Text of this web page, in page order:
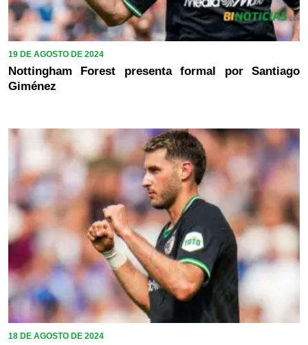
19 DE AGOSTO DE 2024
Nottingham Forest presenta formal por Santiago
Giménez
18 DE AGOSTO DE 2024